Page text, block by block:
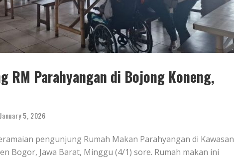
RM Parahyangan di Bojong Koneng,
January 5, 2026
pengunjung Rumah Makan Parahyangan di Kawasan
Bogor, Jawa Barat, Minggu (4/1) sore. Rumah makan ini